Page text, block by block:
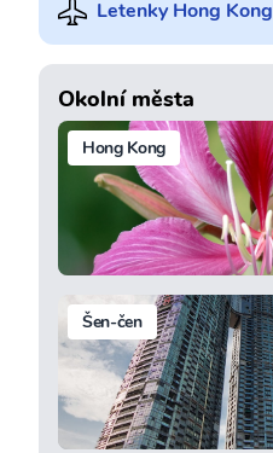
Letenky Hong Kong
Okolní města
Hong Kong
Šen-čen